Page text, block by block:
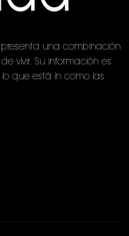
presenta una combinación
vivir. Su información es
que está in como las